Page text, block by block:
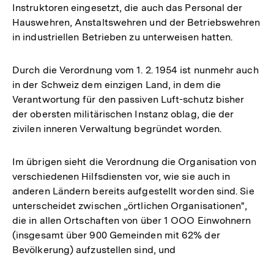
Instruktoren eingesetzt, die auch das Personal der
Hauswehren, Anstaltswehren und der Betriebswehren
in industriellen Betrieben zu unterweisen hatten.
Durch die Verordnung vom 1. 2. 1954 ist nunmehr auch
in der Schweiz dem einzigen Land, in dem die
Verantwortung für den passiven Luft-schutz bisher
der obersten militärischen Instanz oblag, die der
zivilen inneren Verwaltung begründet worden.
Im übrigen sieht die Verordnung die Organisation von
verschiedenen Hilfsdiensten vor, wie sie auch in
anderen Ländern bereits aufgestellt worden sind. Sie
unterscheidet zwischen „örtlichen Organisationen",
die in allen Ortschaften von über 1 OOO Einwohnern
(insgesamt über 900 Gemeinden mit 62% der
Bevölkerung) aufzustellen sind, und